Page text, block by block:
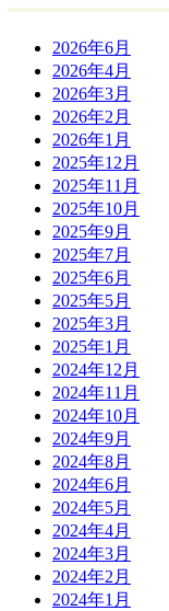
2026年6月
2026年4月
2026年3月
2026年2月
2026年1月
2025年12月
2025年11月
2025年10月
2025年9月
2025年7月
2025年6月
2025年5月
2025年3月
2025年1月
2024年12月
2024年11月
2024年10月
2024年9月
2024年8月
2024年6月
2024年5月
2024年4月
2024年3月
2024年2月
2024年1月